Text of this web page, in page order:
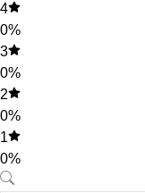
4
0%
3
0%
2
0%
1
0%